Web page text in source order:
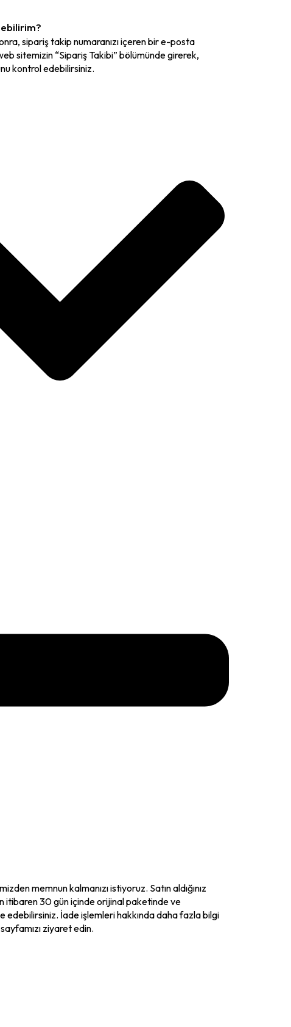
sipariş takip numaranızı içeren bir e-posta
sitemizin “Sipariş Takibi” bölümünde girerek,
kontrol edebilirsiniz.
memnun kalmanızı istiyoruz. Satın aldığınız
itibaren 30 gün içinde orijinal paketinde ve
edebilirsiniz. İade işlemleri hakkında daha fazla bilgi
ziyaret edin.